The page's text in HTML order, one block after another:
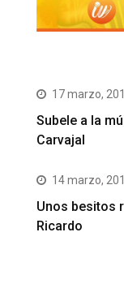
17 marzo,
Subele a la
Carvajal
14 marzo,
Unos besitos
Ricardo